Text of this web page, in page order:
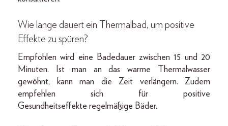
Wie lange dauert ein Thermalbad, um positive
Effekte zu spüren?
Empfohlen wird eine Badedauer zwischen 15 und 20
Minuten. Ist man an das warme Thermalwasser
gewöhnt, kann man die Zeit verlängern. Zudem
empfehlen sich für positive
Gesundheitseffekte regelmäßige Bäder.